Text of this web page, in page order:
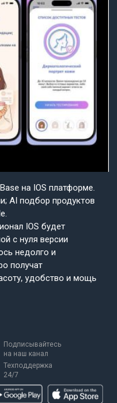
на IOS платформе.
AI подбор продуктов
IOS будет
с нуля версии
недолго и
получат
удобство и мощь
Подписывайтесь
на наш канал
Техподдержка
24/7